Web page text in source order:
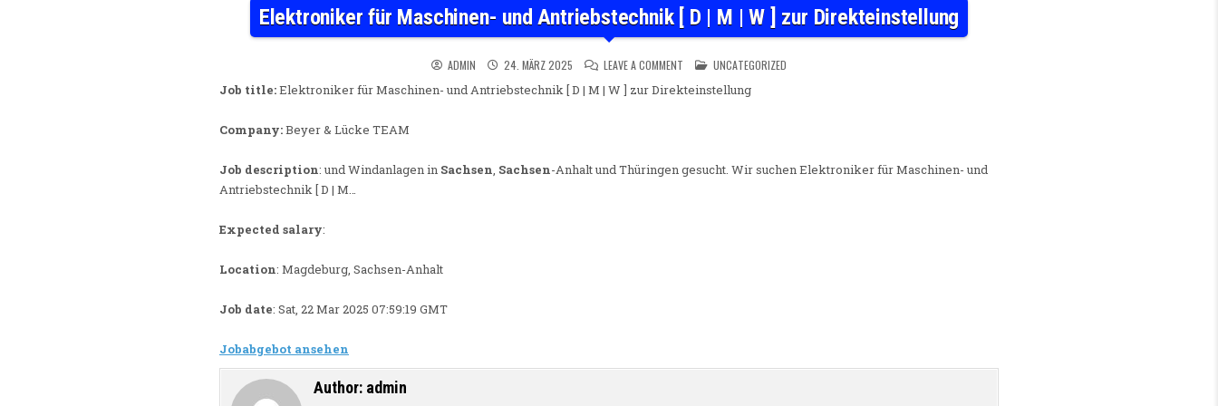
Elektroniker für Maschinen- und Antriebstechnik [ D | M | W ] zur Direkteinstellung
ADMIN 24. MÄRZ 2025 LEAVE A COMMENT ON ELEKTRONIKER FÜR MASCHINEN- UND ANTRIEBSTECHNIK [ D | M | W ] ZUR DIREKTEINSTELLUNG
POSTED IN
UNCATEGORIZED
Job title:Elektroniker für Maschinen- und Antriebstechnik [ D | M | W ] zur Direkteinstellung
Company:Beyer & Lücke TEAM
Job description: und Windanlagen in Sachsen, Sachsen-Anhalt und Thüringen gesucht. Wir suchen Elektroniker für Maschinen- und
Antriebstechnik [ D | M…
Expected salary:
Location: Magdeburg, Sachsen-Anhalt
Job date: Sat, 22 Mar 2025 07:59:19 GMT
Jobabgebot ansehen
Author: admin